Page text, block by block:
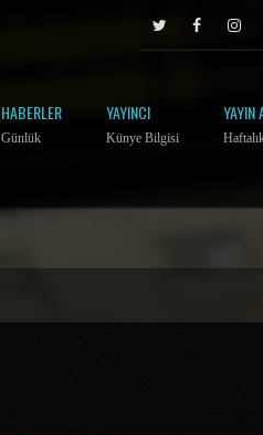
HABERLER
Günlük
YAYINCI
Künye Bilgisi
YAYIN